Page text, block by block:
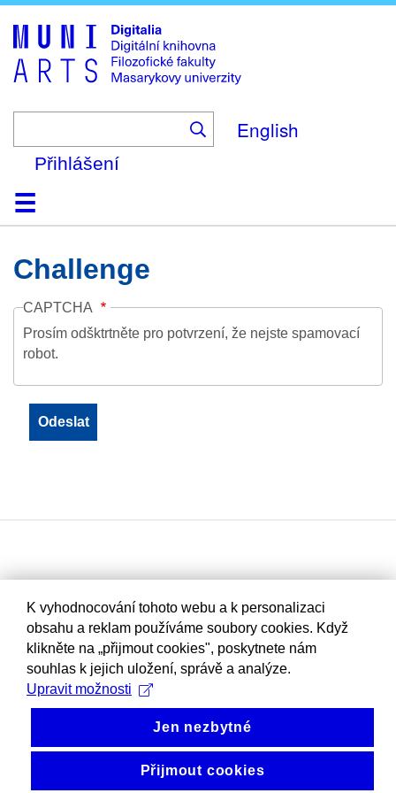
to
main
content
English
Přihlášení
DomůKolekce
Prohlížení
Vyhledávání
O platformě
Nápověda
KontaktDigitalia
Challenge
CAPTCHA
Prosím odšktrtněte pro potvrzení, že nejste spamovací
robot.
K vyhodnocování tohoto webu a k personalizaci
obsahu a reklam používáme soubory cookies. Když
klikněte na „přijmout cookies", poskytnete nám
souhlas k jejich uložení, správě a analýze.
Upravit možnosti
Jen nezbytné
Přijmout cookies